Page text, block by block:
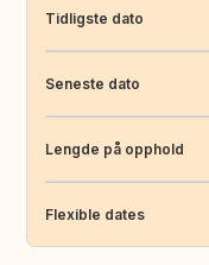
Tidligste dato
Seneste dato
Lengde på opphold
Flexible dates